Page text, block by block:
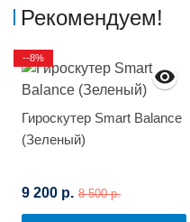
Рекомендуем!
Гироскутер Smart Balance
(Зеленый)
9 200 р. 8 500 р.
--8%